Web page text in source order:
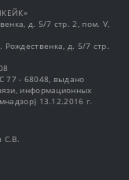
д. 5/7 стр. 2, пом. V,
Рождественка, д. 5/7 стр.
77 - 68048, выдано
информационных
13.12.2016 г.
С.В.